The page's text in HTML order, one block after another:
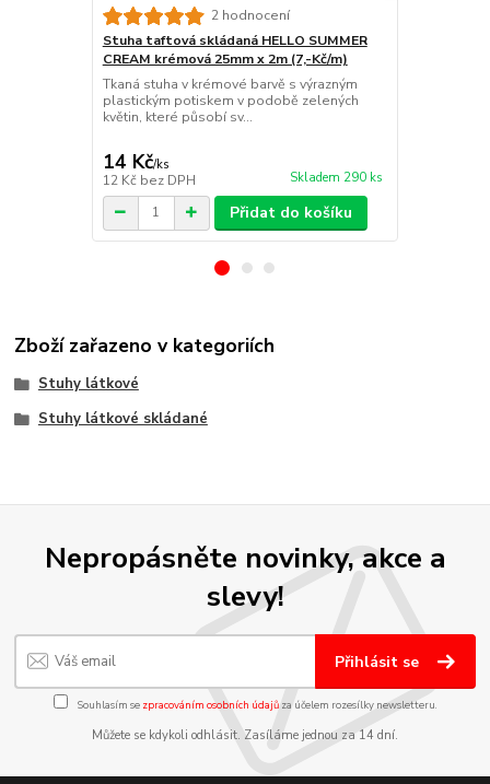
2 hodnocení
Stuha taftová skládaná HELLO SUMMER
CREAM krémová 25mm x 2m (7,-Kč/m)
Tkaná stuha v krémové barvě s výrazným
plastickým potiskem v podobě zelených
květin, které působí sv...
14 Kč/ks
12 Kč bez DPH Skladem 290 ks
Přidat do košíku
Zboží zařazeno v kategoriích
Stuhy látkové
Stuhy látkové skládané
Nepropásněte novinky, akce a
slevy!
Přihlásit se
Souhlasím se zpracováním osobních údajůza účelem rozesílky newsletteru.
Můžete se kdykoli odhlásit. Zasíláme jednou za 14 dní.